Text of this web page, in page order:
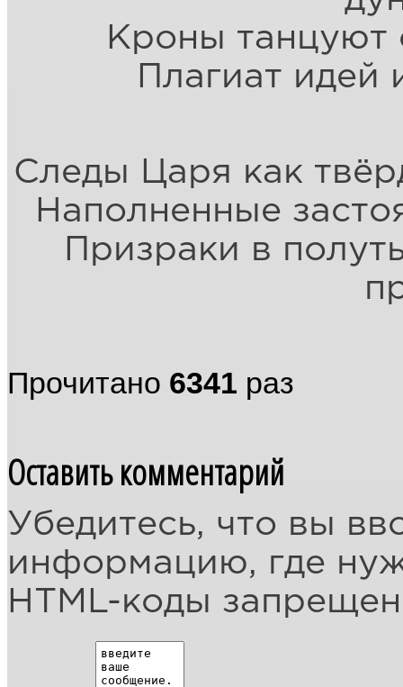
Кроны танцуют
Плагиат
Следы Царя как
Наполненные
Призраки в
Прочитано 6341 раз
Оставить комментарий
Убедитесь, что вы
информацию, где
HTML-коды